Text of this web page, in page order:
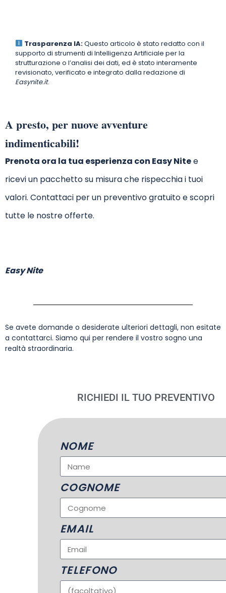
Trasparenza IA:Questo articolo è stato redatto con il
supporto di strumenti di Intelligenza Artificiale per la
strutturazione o l’analisi dei dati, ed è stato interamente
revisionato, verificato e integrato dalla redazione di
Easynite.it.
A presto, per nuove avventure
indimenticabili!
Prenota ora la tua esperienza con Easy Nitee
ricevi un pacchetto su misura che rispecchia i tuoi
valori. Contattaci per un preventivo gratuito e scopri
tutte le nostre offerte.
Easy Nite
Se avete domande o desiderate ulteriori dettagli, non esitate
a contattarci. Siamo qui per rendere il vostro sogno una
realtà straordinaria.
RICHIEDI IL TUO PREVENTIVO
NOME
COGNOME
EMAIL
TELEFONO